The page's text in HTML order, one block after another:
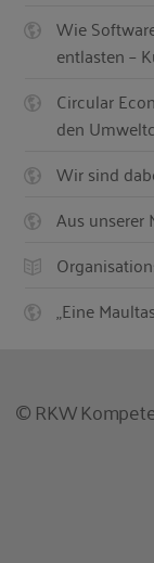
Wie
entlasten –
Circular
den
Wir sind
Aus unserer
„Eine
© RKW